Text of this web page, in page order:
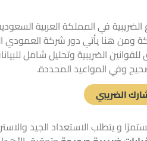
في المملكة العربية
هنا يأتي دور شركة العمودي
الضريبية وتحليل شامل لل
وفي المواعيد المحددة.
الضريبي
و يتطلب الاستعداد الجيد